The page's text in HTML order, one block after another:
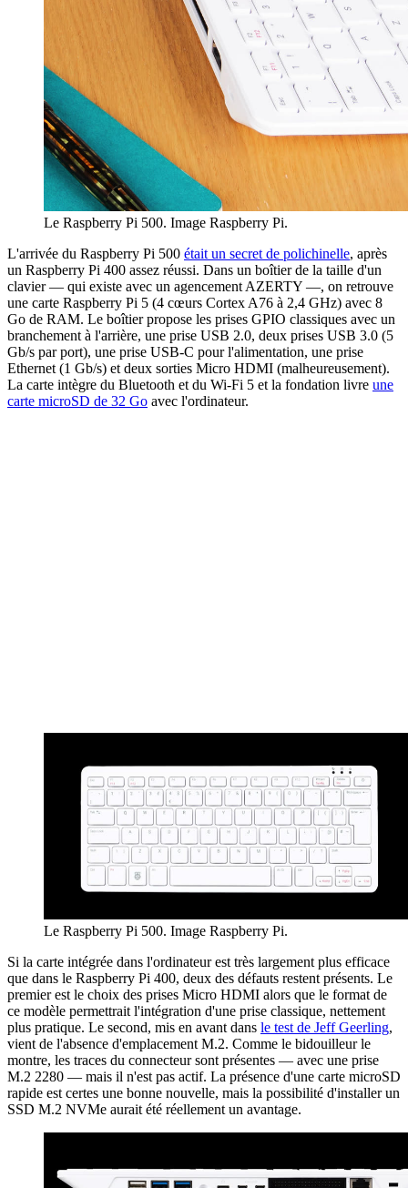
Le Raspberry Pi 500. Image Raspberry Pi.
L'arrivée du Raspberry Pi 500 était un secret de polichinelle, après
un Raspberry Pi 400 assez réussi. Dans un boîtier de la taille d'un
clavier — qui existe avec un agencement AZERTY —, on retrouve
une carte Raspberry Pi 5 (4 cœurs Cortex A76 à 2,4 GHz) avec 8
Go de RAM. Le boîtier propose les prises GPIO classiques avec un
branchement à l'arrière, une prise USB 2.0, deux prises USB 3.0 (5
Gb/s par port), une prise USB-C pour l'alimentation, une prise
Ethernet (1 Gb/s) et deux sorties Micro HDMI (malheureusement).
La carte intègre du Bluetooth et du Wi-Fi 5 et la fondation livre une
carte microSD de 32 Go avec l'ordinateur.
Le Raspberry Pi 500. Image Raspberry Pi.
Si la carte intégrée dans l'ordinateur est très largement plus efficace
que dans le Raspberry Pi 400, deux des défauts restent présents. Le
premier est le choix des prises Micro HDMI alors que le format de
ce modèle permettrait l'intégration d'une prise classique, nettement
plus pratique. Le second, mis en avant dans le test de Jeff Geerling,
vient de l'absence d'emplacement M.2. Comme le bidouilleur le
montre, les traces du connecteur sont présentes — avec une prise
M.2 2280 — mais il n'est pas actif. La présence d'une carte microSD
rapide est certes une bonne nouvelle, mais la possibilité d'installer un
SSD M.2 NVMe aurait été réellement un avantage.